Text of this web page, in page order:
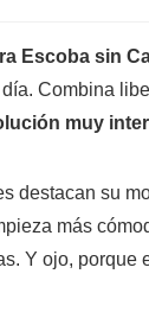
Escoba sin
Combina
muy
destacan su
más
Y ojo, porque